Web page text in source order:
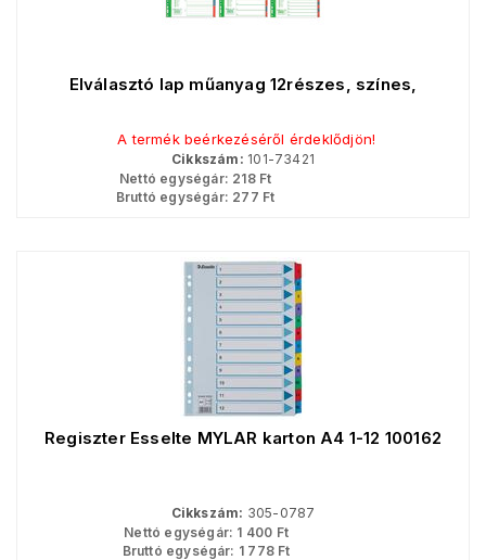
Elválasztó lap műanyag 12részes, színes,
A termék beérkezéséről érdeklődjön!
Cikkszám: 101-73421
Nettó egységár: 218Ft
Bruttó egységár: 277 Ft
Regiszter Esselte MYLAR karton A4 1-12 100162
Cikkszám: 305-0787
Nettó egységár: 1 400 Ft
Bruttó egységár: 1 778Ft